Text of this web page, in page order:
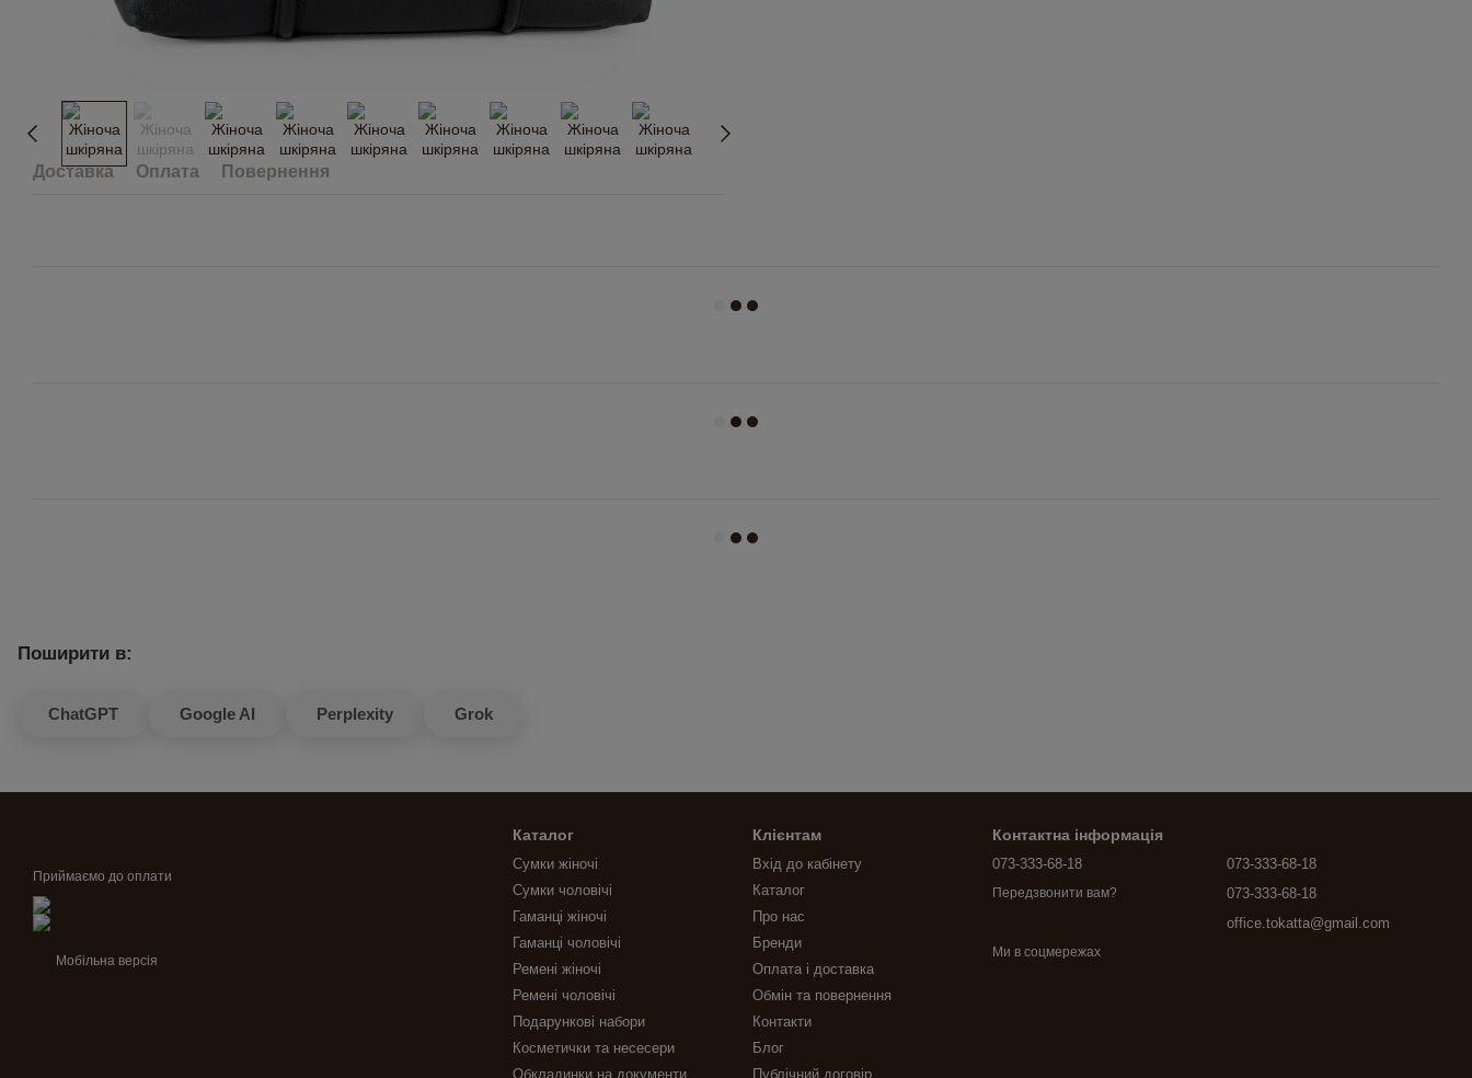
Доставка Оплата Повернення
Поширити в:
ChatGPT Google AI Perplexity Grok
Приймаємо до оплати
Мобільна версія
Каталог
Сумки жіночі
Сумки чоловічі
Гаманці жіночі
Гаманці чоловічі
Ремені жіночі
Ремені чоловічі
Подарункові набори
Косметички та несесери
Обкладинки на документи
Клієнтам
Вхід до кабінету
Каталог
Про нас
Бренди
Оплата і доставка
Обмін та повернення
Контакти
Блог
Публічний договір
Контактна інформація
073-333-68-18
Передзвонити вам?
073-333-68-18
073-333-68-18
office.tokatta@gmail.com
Ми в соцмережах